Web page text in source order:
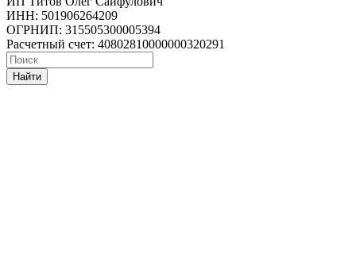
ИНН: 501906264209
ОГРНИП: 315505300005394
Расчетный счет: 40802810000000320291
Найти